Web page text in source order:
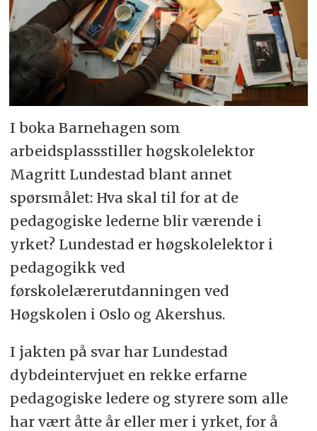
I boka Barnehagen som
arbeidsplassstiller høgskolelektor
Magritt Lundestad blant annet
spørsmålet: Hva skal til for at de
pedagogiske lederne blir værende i
yrket? Lundestad er høgskolelektor i
pedagogikk ved
førskolelærerutdanningen ved
Høgskolen i Oslo og Akershus.
I jakten på svar har Lundestad
dybdeintervjuet en rekke erfarne
pedagogiske ledere og styrere som alle
har vært åtte år eller mer i yrket, for å